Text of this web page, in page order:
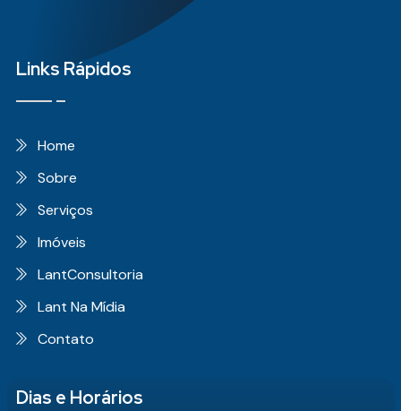
Links Rápidos
Home
Sobre
Serviços
Imóveis
LantConsultoria
Lant Na Mídia
Contato
Dias e Horários